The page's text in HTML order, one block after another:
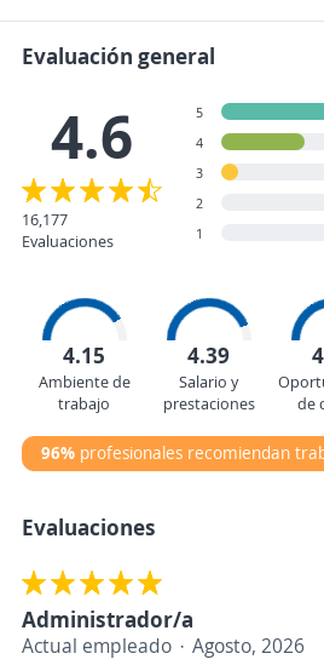
Evaluación general
4.6
16,177
Evaluaciones
5
4
3
2
1
4.15
Ambiente de
trabajo
4.39
Salario y
prestaciones
de
96% profesionales recomiendan
Evaluaciones
Administrador/a
Actual empleado Agosto, 2026